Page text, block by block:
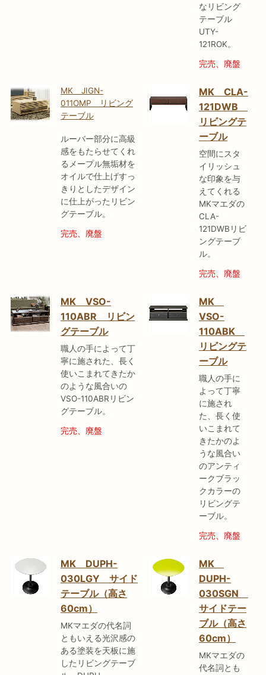
なリビング
テーブル
UTY-
121ROK。
完売、廃盤
MK JIGN-
011OMP リビング
テーブル
ルーバー部分に高級
感をもたらせてくれ
るメープル無垢材を
オイルで仕上げすっ
きりとしたデザイン
に仕上がったリビン
グテーブル。
完売、廃盤
MK CLA-
121DWB
リビングテ
ーブル
空間にスタ
イリッシュ
な印象を与
えてくれる
MKマエダの
CLA-
121DWBリビ
ングテーブ
ル。
完売、廃盤
MK VSO-
110ABR リビン
グテーブル
職人の手によって丁
寧に施された、長く
使いこまれてきたか
のような風合いの
VSO-110ABRリビン
グテーブル。
完売、廃盤
MK
VSO-
110ABK
リビングテ
ーブル
職人の手に
よって丁寧
に施され
た、長く使
いこまれて
きたかのよ
うな風合い
のアンティ
ークブラッ
クカラーの
リビングテ
ーブル。
完売、廃盤
MK DUPH-
030LGY サイド
テーブル（高さ
60cm）
MKマエダの代名詞
ともいえる光沢感の
ある塗装を天板に施
したリビングテーブ
MK
DUPH-
030SGN
サイドテー
ブル（高さ
60cm）
MKマエダの
代名詞とも